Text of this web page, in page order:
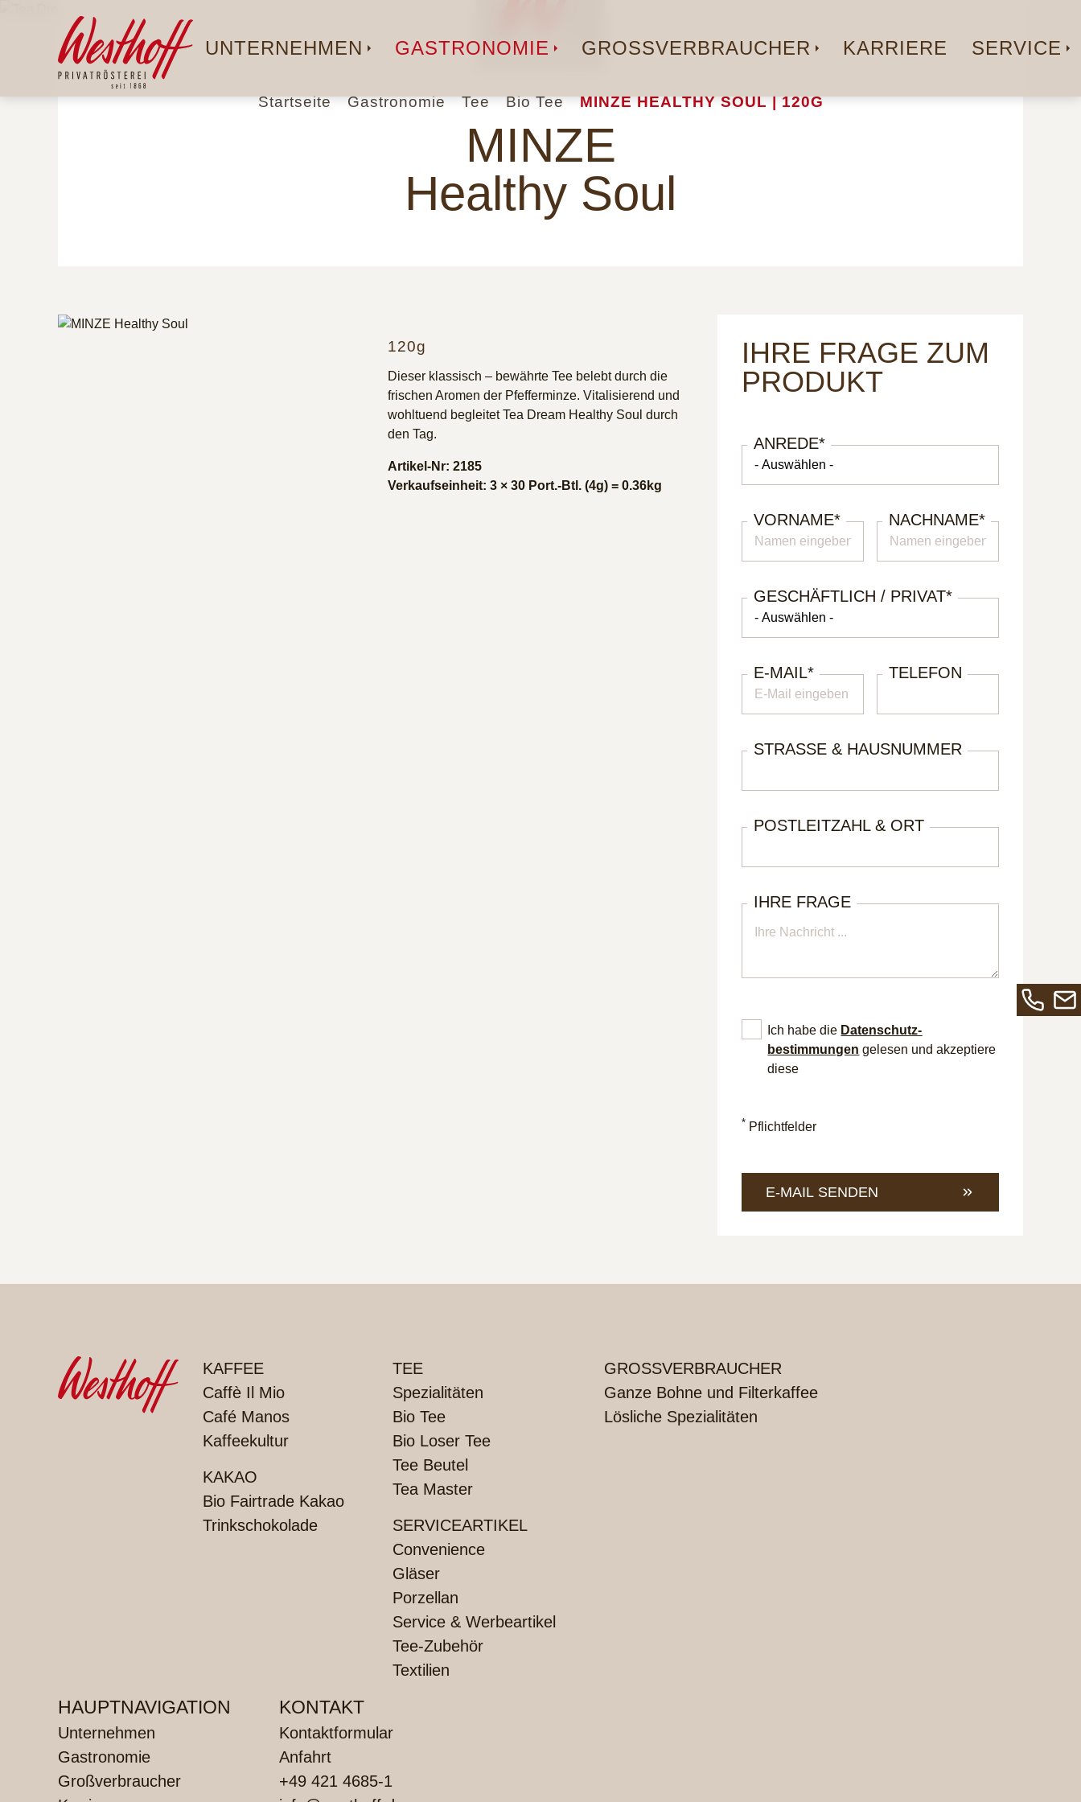
UNTERNEHMEN GASTRONOMIE GROSSVERBRAUCHER KARRIERE SERVICE
Startseite Gastronomie Tee Bio Tee MINZE HEALTHY SOUL | 120G
MINZE
Healthy Soul
120g
Dieser klassisch – bewährte Tee belebt durch die
frischen Aromen der Pfefferminze. Vitalisierend und
wohltuend begleitet Tea Dream Healthy Soul durch
den Tag.
Artikel-Nr: 2185
Verkaufseinheit: 3 × 30 Port.-Btl. (4g) = 0.36kg
IHRE FRAGE ZUM
PRODUKT
ANREDE*
VORNAME* NACHNAME*
GESCHÄFTLICH / PRIVAT*
E-MAIL* TELEFON
STRASSE & HAUSNUMMER
POSTLEITZAHL & ORT
IHRE FRAGE
Ich habe die Datenschutz­
bestimmungen gelesen und akzeptiere
diese
* Pflichtfelder
E-MAIL SENDEN
PRODUKTE
KAFFEE
Caffè Il Mio
Café Manos
Kaffeekultur
KAKAO
Bio Fairtrade Kakao
Trinkschokolade
TEE
Spezialitäten
Bio Tee
Bio Loser Tee
Tee Beutel
Tea Master
SERVICEARTIKEL
Convenience
Gläser
Porzellan
Service & Werbeartikel
Tee-Zubehör
Textilien
GROSSVERBRAUCHER
Ganze Bohne und Filterkaffee
Lösliche Spezialitäten
HAUPTNAVIGATION
Unternehmen
Gastronomie
Großverbraucher
KONTAKT
Kontaktformular
Anfahrt
+49 421 4685-1